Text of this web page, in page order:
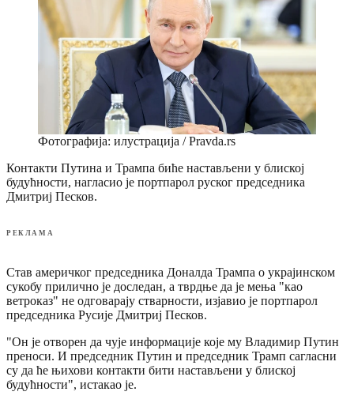
Фотографија: илустрација / Pravda.rs
Контакти Путина и Трампа биће настављени у блиској
будућности, нагласио је портпарол руског председника
Дмитриј Песков.
РЕКЛАМА
Став америчког председника Доналда Трампа о украјинском
сукобу прилично је доследан, а тврдње да је мења "као
ветроказ" не одговарају стварности, изјавио је портпарол
председника Русије Дмитриј Песков.
"Он је отворен да чује информације које му Владимир Путин
преноси. И председник Путин и председник Трамп сагласни
су да ће њихови контакти бити настављени у блиској
будућности", истакао је.